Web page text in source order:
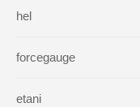
hel
forcegauge
etani